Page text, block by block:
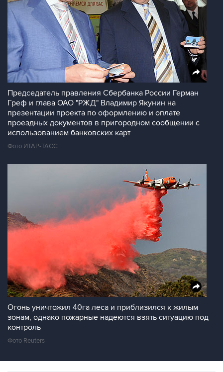
Председатель правления Сбербанка России Герман
Греф и глава ОАО "РЖД" Владимир Якунин на
презентации проекта по оформлению и оплате
проездных документов в пригородном сообщении с
использованием банковских карт
Фото ИТАР-ТАСС
Огонь уничтожил 40га леса и приблизился к жилым
зонам, однако пожарные надеются взять ситуацию под
контроль
Фото Reuters